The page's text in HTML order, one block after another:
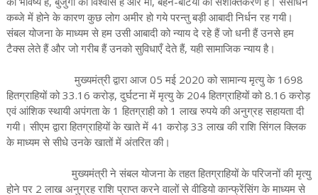
कब्जे में होने के कारण कुछ लोग अमीर हो गये परन्तु बड़ी आबादी निर्धन रह गयी।
संबल योजना के माध्यम से हम उसी आबादी को न्याय दे रहे हैं जो धनी हैं उनसे हम
टैक्स लेते हैं और जो गरीब हैं उनको सुविधाएँ देते हैं, यही सामाजिक न्याय है।
मुख्यमंत्री द्वारा आज 05 मई 2020 को सामान्य मृत्यु के 1698
हितग्राहियों को 33.16 करोड़, दुर्घटना में मृत्यु के 204 हितग्राहियों को 8.16 करोड़
एवं आंशिक स्थायी अपंगता के 1 हितग्राही को 1 लाख रुपये की अनुग्रह सहायता दी
गयी। सीएम द्वारा हितग्राहियों के खाते में 41 करोड़ 33 लाख की राशि सिंगल क्लिक
के माध्यम से सीधे उनके खातों में अंतरित की।
मुख्यमंत्री ने संबल योजना के तहत हितग्राहियों के परिजनों की मृत्यु
होने पर 2 लाख अनुग्रह राशि प्राप्त करने वालों से वीडियो कान्फ्रेंसिंग के माध्यम से